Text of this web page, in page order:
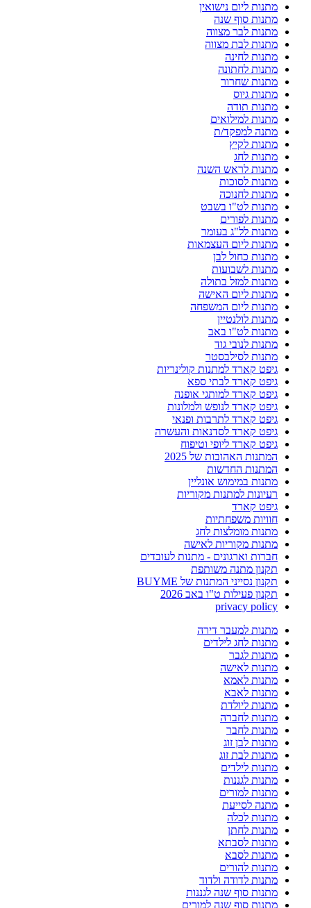
מתנות ליום נישואין
מתנות סוף שנה
מתנות לבר מצווה
מתנות לבת מצווה
מתנות לחינה
מתנות לחתונה
מתנות שחרור
מתנות גיוס
מתנות תודה
מתנות למילואים
מתנה למפקד/ת
מתנות לקיץ
מתנות לחג
מתנות לראש השנה
מתנות לסוכות
מתנות לחנוכה
מתנות לט"ו בשבט
מתנות לפורים
מתנות לל"ג בעומר
מתנות ליום העצמאות
מתנות כחול לבן
מתנות לשבועות
מתנות למזל בתולה
מתנות ליום האישה
מתנות ליום המשפחה
מתנות לולנטיין
מתנות לט"ו באב
מתנות לנובי גוד
מתנות לסילבסטר
גיפט קארד למתנות קולינריות
גיפט קארד לבתי ספא
גיפט קארד למותגי אופנה
גיפט קארד לנופש ולמלונות
גיפט קארד לתרבות ופנאי
גיפט קארד לסדנאות והעשרה
גיפט קארד ליופי וטיפוח
המתנות האהובות של 2025
המתנות החדשות
מתנות במימוש אונליין
רעיונות למתנות מקוריות
גיפט קארד
חוויות משפחתיות
מתנות מומלצות לחג
מתנות מקוריות לאישה
חברות וארגונים - מתנות לעובדים
תקנון מתנה משותפת
תקנון נסייני המתנות של BUYME
תקנון פעילות ט"ו באב 2026
privacy policy
מתנות למעבר דירה
מתנות לחג לילדים
מתנות לגבר
מתנות לאישה
מתנות לאמא
מתנות לאבא
מתנות ליולדת
מתנות לחברה
מתנות לחבר
מתנות לבן זוג
מתנות לבת זוג
מתנות לילדים
מתנות לגננות
מתנות למורים
מתנה לסייעת
מתנות לכלה
מתנות לחתן
מתנות לסבתא
מתנות לסבא
מתנות להורים
מתנות לדודה ולדוד
מתנות סוף שנה לגננות
מתנות סוף שנה למורים